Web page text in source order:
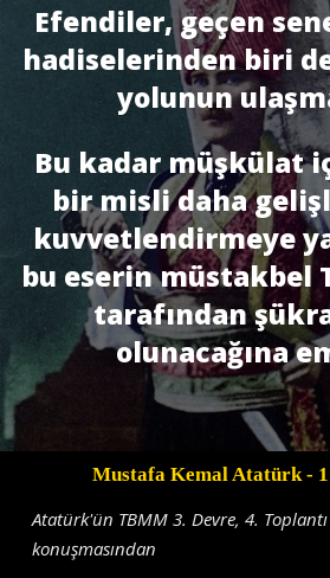
Efendiler, geçen
hadiselerinden biri
yolunun
Bu kadar müşkülat
bir misli daha
kuvvetlendirmeye
bu eserin müstakbel
tarafından
olunacağına
Mustafa Kemal Atatürk- 1
Atatürk'ün TBMM 3. Devre, 4. Toplantı
konuşmasından